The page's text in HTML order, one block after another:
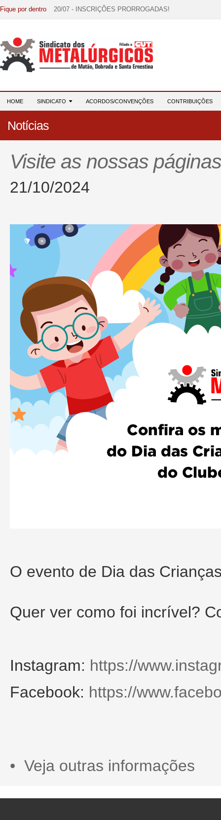
Fique por dentro 20/07 - INSCRIÇÕES PRORROGADAS!
07/07 - Increva-se! Link na descrição!
03/08 - DATA-BASE 2026: HORA DE UNIÃO E
HOME SINDICATO ACORDOS/CONVENÇÕES CONTRIBUIÇÕES
Notícias
Visite as nossas
21/10/2024
O evento de Dia das
Quer ver como foi incrível?
Instagram: https://
Facebook: https://
• Veja outras informações